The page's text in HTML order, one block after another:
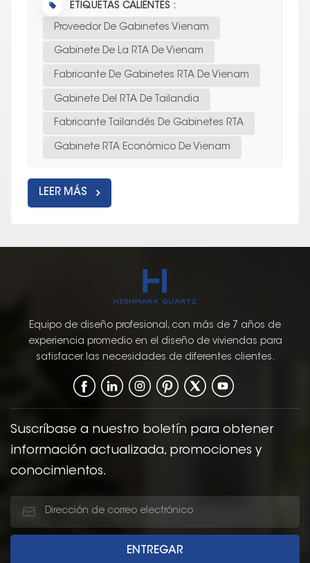
ETIQUETAS CALIENTES :
Proveedor De Gabinetes Vienam
Gabinete De La RTA De Vienam
Fabricante De Gabinetes RTA De Vienam
Gabinete Del RTA De Tailandia
Fabricante Tailandés De Gabinetes RTA
Gabinete RTA Económico De Vienam
LEER MÁS
Equipo de diseño profesional, con más de 7 años de
experiencia promedio en el diseño de viviendas para
satisfacer las necesidades de diferentes clientes.
Suscríbase a nuestro boletín para obtener
información actualizada, promociones y
conocimientos.